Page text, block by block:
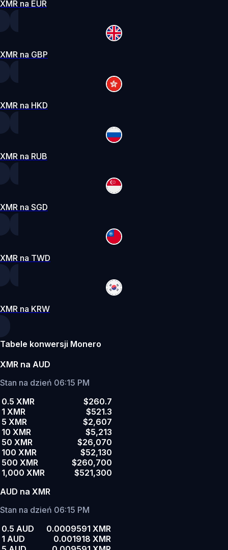
XMR na EUR
XMR na GBP
XMR na HKD
XMR na RUB
XMR na SGD
XMR na TWD
XMR na KRW
Tabele konwersji Monero
XMR na AUD
Stan na dzień 06:15 PM
0.5 XMR
$260.7
1 XMR
$521.3
5 XMR
$2,607
10 XMR
$5,213
50 XMR
$26,070
100 XMR
$52,130
500 XMR
$260,700
1,000 XMR
$521,300
AUD na XMR
Stan na dzień 06:15 PM
0.5 AUD
0.0009591 XMR
1 AUD
0.001918 XMR